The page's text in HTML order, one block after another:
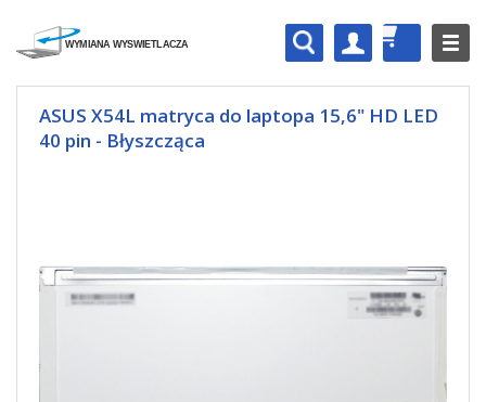
ASUS X54L matryca do laptopa 15,6" HD LED
40 pin - Błyszcząca